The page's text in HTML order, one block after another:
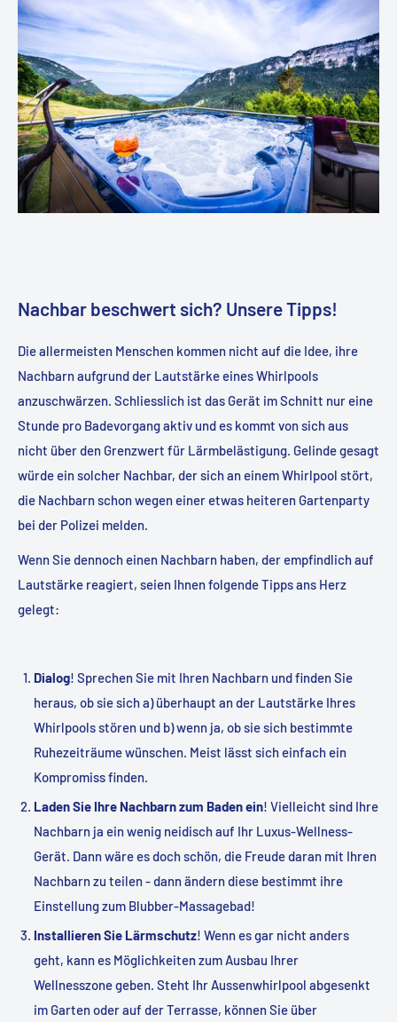
Nachbar beschwert sich? Unsere Tipps!
Die allermeisten Menschen kommen nicht auf die Idee, ihre
Nachbarn aufgrund der Lautstärke eines Whirlpools
anzuschwärzen. Schliesslich ist das Gerät im Schnitt nur eine
Stunde pro Badevorgang aktiv und es kommt von sich aus
nicht über den Grenzwert für Lärmbelästigung. Gelinde gesagt
würde ein solcher Nachbar, der sich an einem Whirlpool stört,
die Nachbarn schon wegen einer etwas heiteren Gartenparty
bei der Polizei melden.
Wenn Sie dennoch einen Nachbarn haben, der empfindlich auf
Lautstärke reagiert, seien Ihnen folgende Tipps ans Herz
gelegt:
Dialog! Sprechen Sie mit Ihren Nachbarn und finden Sie
heraus, ob sie sich a) überhaupt an der Lautstärke Ihres
Whirlpools stören und b) wenn ja, ob sie sich bestimmte
Ruhezeiträume wünschen. Meist lässt sich einfach ein
Kompromiss finden.
Laden Sie Ihre Nachbarn zum Baden ein! Vielleicht sind Ihre
Nachbarn ja ein wenig neidisch auf Ihr Luxus-Wellness-
Gerät. Dann wäre es doch schön, die Freude daran mit Ihren
Nachbarn zu teilen - dann ändern diese bestimmt ihre
Einstellung zum Blubber-Massagebad!
Installieren Sie Lärmschutz! Wenn es gar nicht anders
geht, kann es Möglichkeiten zum Ausbau Ihrer
Wellnesszone geben. Steht Ihr Aussenwhirlpool abgesenkt
im Garten oder auf der Terrasse, können Sie über